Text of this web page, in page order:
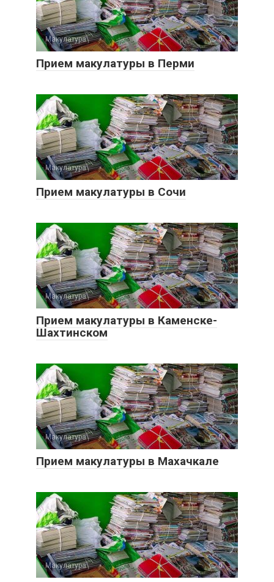
Макулатура 0
Прием макулатуры в Перми
Макулатура 0
Прием макулатуры в Сочи
Макулатура 0
Прием макулатуры в Каменске-
Шахтинском
Макулатура 0
Прием макулатуры в Махачкале
Макулатура 0